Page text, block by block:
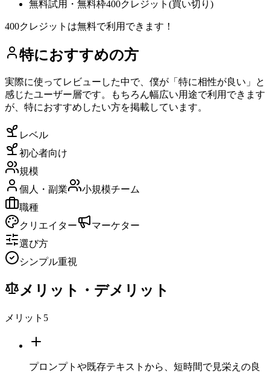
無料試用・無料枠400クレジット(買い切り)
400クレジットは無料で利用できます！
特におすすめの方
実際に使ってレビューした中で、僕が「特に相性が良い」と
感じたユーザー層です。もちろん幅広い用途で利用できます
が、特におすすめしたい方を掲載しています。
レベル
初心者向け
規模
個人・副業
小規模チーム
職種
クリエイター
マーケター
選び方
シンプル重視
メリット・デメリット
メリット 5
プロンプトや既存テキストから、短時間で見栄えの良